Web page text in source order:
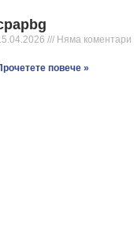
Няма коментари
повече »